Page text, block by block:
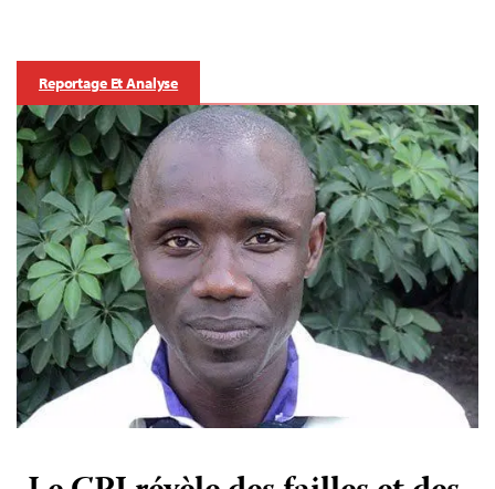
Reportage Et Analyse